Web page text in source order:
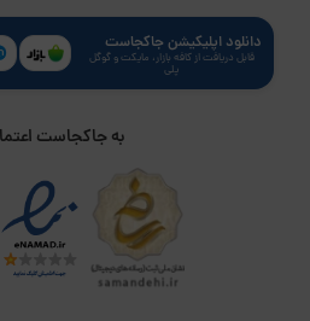
دانلود اپلیکیشن جاکجاست
قابل دریافت از کافه بازار، مایکت و گوگل
پلی
به جاکجاست